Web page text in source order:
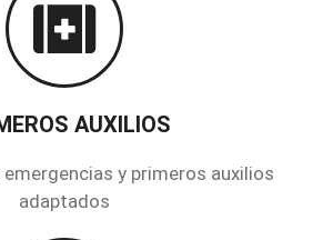
AUXILIOS
y primeros auxilios
adaptados